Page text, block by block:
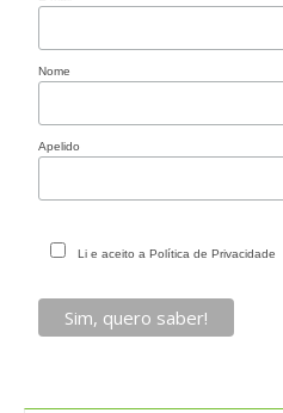
Nome
Apelido
Li e aceito a Política de Privacidade